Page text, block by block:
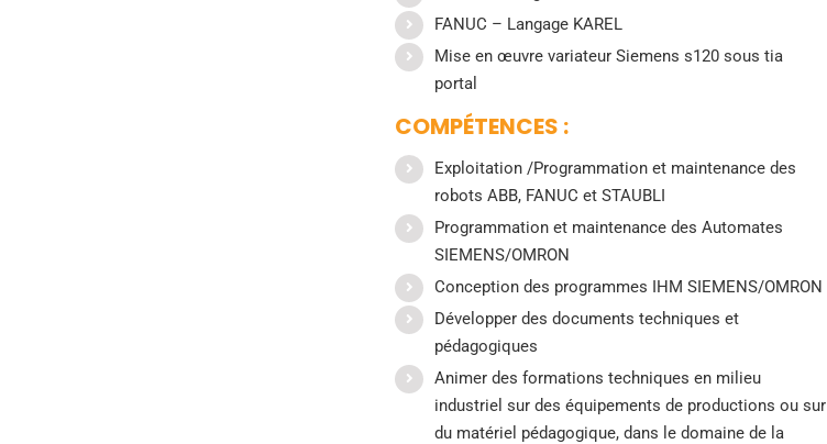
FANUC – Langage KAREL
Mise en œuvre variateur Siemens s120 sous tia
portal
COMPÉTENCES :
Exploitation /Programmation et maintenance des
robots ABB, FANUC et STAUBLI
Programmation et maintenance des Automates
SIEMENS/OMRON
Conception des programmes IHM SIEMENS/OMRON
Développer des documents techniques et
pédagogiques
Animer des formations techniques en milieu
industriel sur des équipements de productions ou sur
du matériel pédagogique, dans le domaine de la